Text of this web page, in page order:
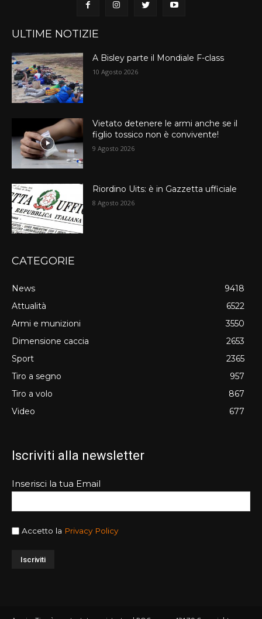
ULTIME NOTIZIE
A Bisley parte il Mondiale F-class
10 Agosto 2026
Vietato detenere le armi anche se il
figlio tossico non è convivente!
9 Agosto 2026
Riordino Uits: è in Gazzetta ufficiale
8 Agosto 2026
CATEGORIE
News
9418
Attualità
6522
Armi e munizioni
3550
Dimensione caccia
2653
Sport
2365
Tiro a segno
957
Tiro a volo
867
Video
677
Iscriviti alla newsletter
Inserisci la tua Email
Accetto la Privacy Policy